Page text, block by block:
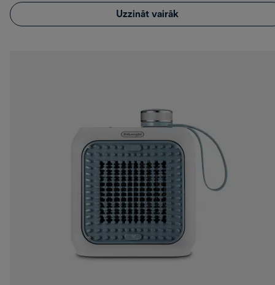
Uzzināt vairāk